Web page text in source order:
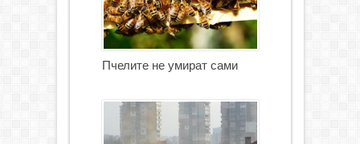
Пчелите не умират сами